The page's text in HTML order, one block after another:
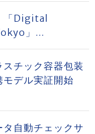
「Digital
」...
チック容器包装
モデル実証開始
自動チェックサ